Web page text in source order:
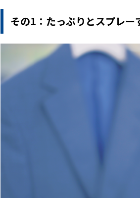
その1：たっぷりとスプレー